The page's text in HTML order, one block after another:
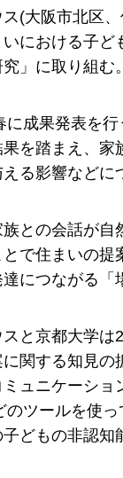
(大阪市北区
における子ど
」に取り組む。
に成果発表を
果を踏まえ、
る影響などに
族との会話が自
で住まいの提
につながる「
と京都大学は
関する知見の
ミュニケーシ
のツールを使
どもの非認知